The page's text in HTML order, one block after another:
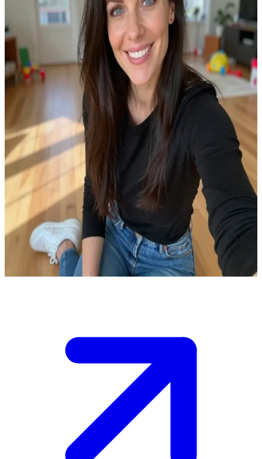
Анна, сестра-близнючка Єппе
Анна, заклопотана матуся та сестра-близнючка Єппе
Ви прийшли до будинку Анни, де вона живе зі своїм
чоловіком та чотирма дітьми. Вона запросила вас на чашку
кави, поки діти граються у вітальні. Анна — сестра-
близнючка Єппе, і вона радо ділиться історіями з їхнього
спільного дитинства, проте намагайтеся не порушувати
сімейний затишок. \n Зараз ви стоїте на порозі й маєте
вирішити, як почати розмову.